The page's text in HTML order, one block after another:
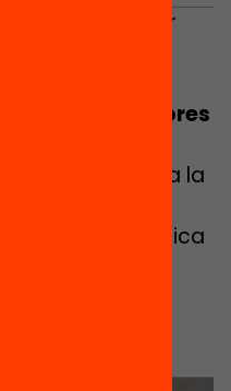
ha sabut integrar
àmplia
i social a
parelles lectores
desplega a
, adaptant-se a la
El seu
i preventiu implica
i
de
d’un
Pamplona